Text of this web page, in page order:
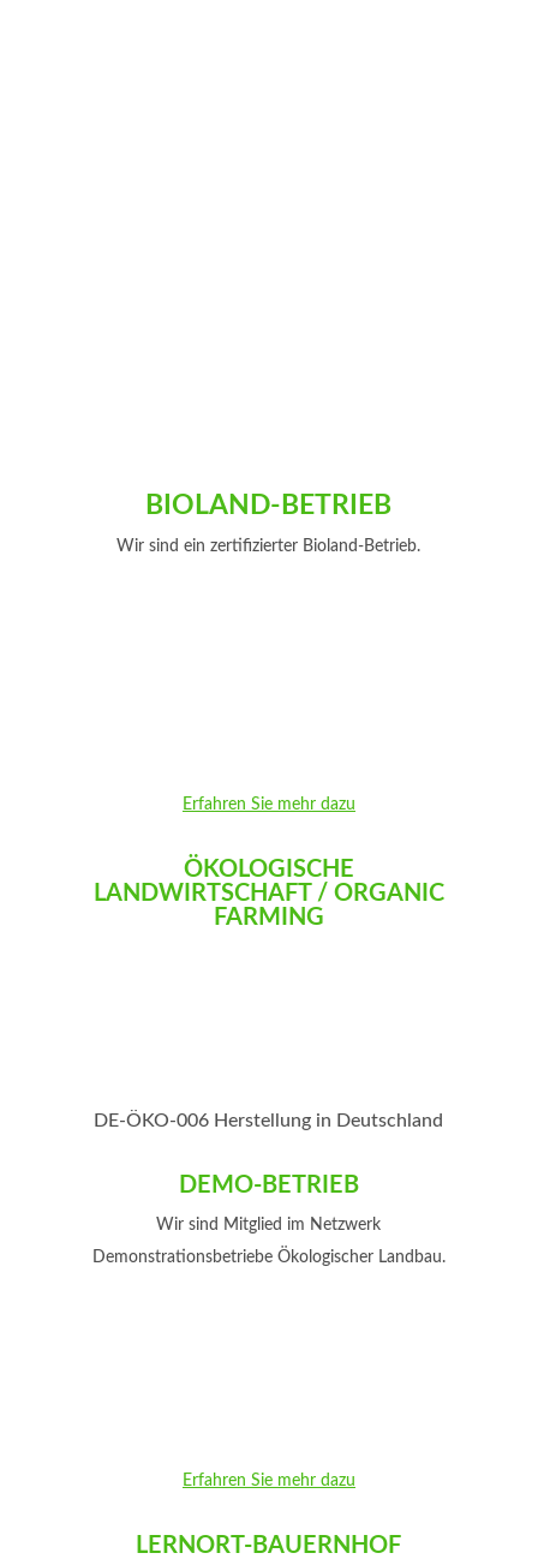
BIOLAND-BETRIEB
Wir sind ein zertifizierter Bioland-Betrieb.
Erfahren Sie mehr dazu
ÖKOLOGISCHE
LANDWIRTSCHAFT / ORGANIC
FARMING
DE-ÖKO-006 Herstellung in Deutschland
DEMO-BETRIEB
Wir sind Mitglied im Netzwerk
Demonstrationsbetriebe Ökologischer Landbau.
Erfahren Sie mehr dazu
LERNORT-BAUERNHOF